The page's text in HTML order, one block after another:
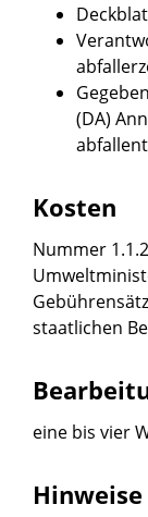
(DA)
Kosten
Nummer
staatlichen
eine bis vier
Hinweise